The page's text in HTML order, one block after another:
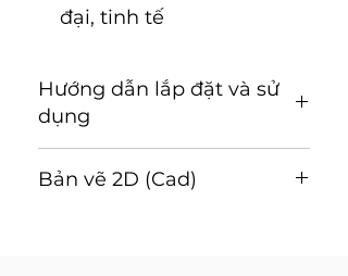
đại, tinh tế
Hướng dẫn lắp đặt và sử
dụng
dụng (Tải về)
Bản vẽ 2D (Cad)